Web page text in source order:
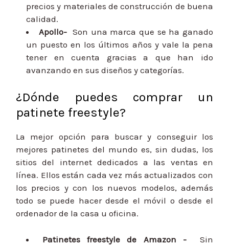
precios y materiales de construcción de buena
calidad.
Apollo-Son una marca que se ha ganado
un puesto en los últimos años y vale la pena
tener en cuenta gracias a que han ido
avanzando en sus diseños y categorías.
¿Dónde puedes comprar un
patinete freestyle?
La mejor opción para buscar y conseguir los
mejores patinetes del mundo es, sin dudas, los
sitios del internet dedicados a las ventas en
línea. Ellos están cada vez más actualizados con
los precios y con los nuevos modelos, además
todo se puede hacer desde el móvil o desde el
ordenador de la casa u oficina.
Patinetes freestyle de Amazon -Sin